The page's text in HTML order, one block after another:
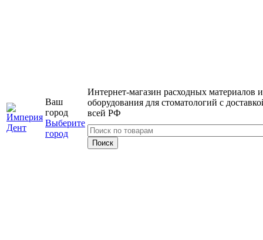
Ваш
город
Выберите
город
Интернет-магазин расходных материалов и
оборудования для стоматологий с
всей РФ